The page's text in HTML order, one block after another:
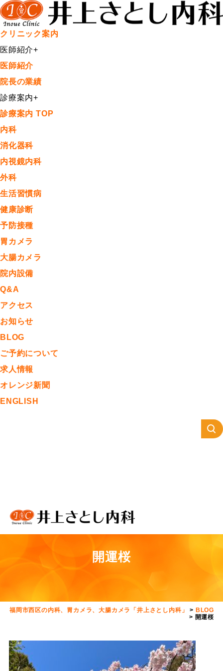
クリニック案内
医師紹介+
医師紹介
院長の業績
診療案内+
診療案内 TOP
内科
消化器科
内視鏡内科
外科
生活習慣病
健康診断
予防接種
胃カメラ
大腸カメラ
院内設備
Q&A
アクセス
お知らせ
BLOG
ご予約について
求人情報
オレンジ新聞
ENGLISH
開運桜
福岡市西区の内科、胃カメラ、大腸カメラ「井上さとし内科」 > BLOG
> 開運桜